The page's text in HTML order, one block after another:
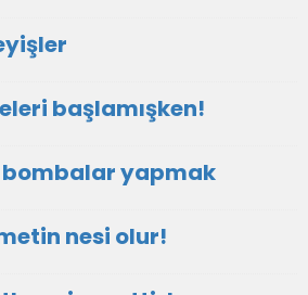
başlamışken!
bombalar yapmak
nesi olur!